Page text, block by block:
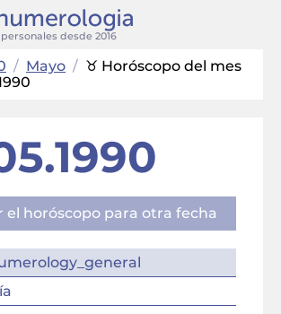
desde 2016
/ Mayo / ♉ Horóscopo del mes
el horóscopo para otra fecha